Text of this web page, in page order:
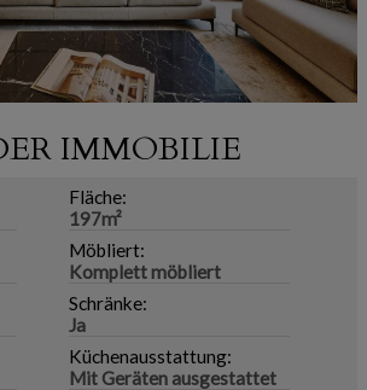
IMMOBILIE
Fläche:
197m²
Möbliert:
Komplett möbliert
Schränke:
Ja
Küchenausstattung:
Mit Geräten ausgestattet